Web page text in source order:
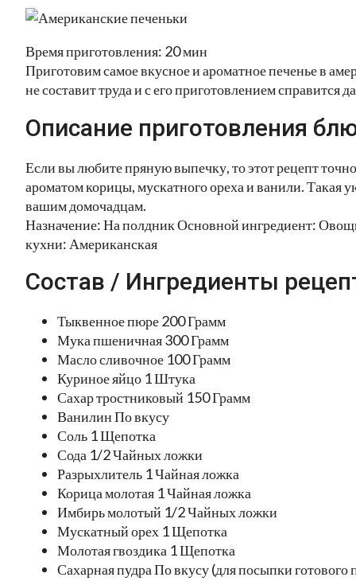
Время приготовления: 20 мин
Приготовим самое вкусное и ароматное печенье в
не составит труда и с его приготовлением справится
Описание приготовления
Если вы любите пряную выпечку, то этот рецепт
ароматом корицы, мускатного ореха и ванили. Такая
вашим домочадцам.
Назначение: На полдник Основной ингредиент:
кухни: Американская
Состав / Ингредиенты
Тыквенное пюре 200 Грамм
Мука пшеничная 300 Грамм
Масло сливочное 100 Грамм
Куриное яйцо 1 Штука
Сахар тростниковый 150 Грамм
Ванилин По вкусу
Соль 1 Щепотка
Сода 1/2 Чайных ложки
Разрыхлитель 1 Чайная ложка
Корица молотая 1 Чайная ложка
Имбирь молотый 1/2 Чайных ложки
Мускатный орех 1 Щепотка
Молотая гвоздика 1 Щепотка
Сахарная пудра По вкусу (для посыпки готового